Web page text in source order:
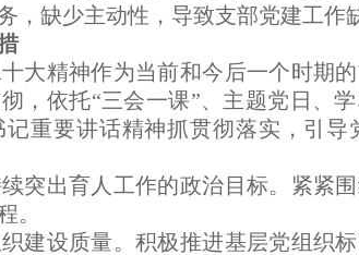
，缺少主动性，导致支部党建工作
大精神作为当前和今后一个时期
，依托“三会一课”、主题党日、
重要讲话精神抓贯彻落实，引
突出育人工作的政治目标。紧紧
。
建设质量。积极推进基层党组织